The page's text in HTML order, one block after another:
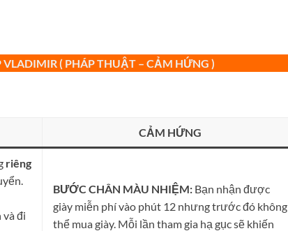
VLADIMIR ( PHÁP THUẬT – CẢM HỨNG )
CẢM HỨNG
riêng
và đi
BƯỚC CHÂN MÀU NHIỆM: Bạn nhận được
giày miễn phí vào phút 12 nhưng trước đó không
thể mua giày. Mỗi lần tham gia hạ gục sẽ khiến